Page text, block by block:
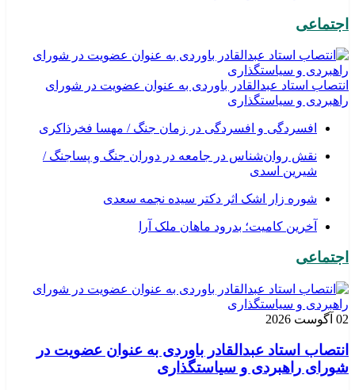
اجتماعی
انتصاب استاد عبدالقادر باوردی به عنوان عضویت در شورای
راهبردی و سیاستگذاری
افسردگی و افسردگی در زمان جنگ / مهسا فخرذاکری
نقش روان‌شناس در جامعه در دوران جنگ و پساجنگ /
شیرین اسدی
شوره زار اشک اثر دکتر سیده نجمه سعدی
​آخرین کامیت؛ بدرود ماهان ملک آرا
اجتماعی
02 آگوست 2026
انتصاب استاد عبدالقادر باوردی به عنوان عضویت در
شورای راهبردی و سیاستگذاری